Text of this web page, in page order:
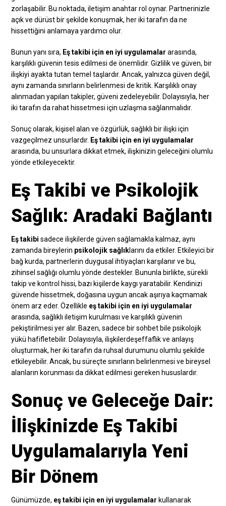
zorlaşabilir. Bu noktada, iletişim anahtar rol oynar. Partnerinizle
açık ve dürüst bir şekilde konuşmak, her iki tarafın da ne
hissettiğini anlamaya yardımcı olur.
Bunun yanı sıra, Eş takibi için en iyi uygulamalar arasında,
karşılıklı güvenin tesis edilmesi de önemlidir. Gizlilik ve güven, bir
ilişkiyi ayakta tutan temel taşlardır. Ancak, yalnızca güven değil,
aynı zamanda sınırların belirlenmesi de kritik. Karşılıklı onay
alınmadan yapılan takipler, güveni zedeleyebilir. Dolayısıyla, her
iki tarafın da rahat hissetmesi için uzlaşma sağlanmalıdır.
Sonuç olarak, kişisel alan ve özgürlük, sağlıklı bir ilişki için
vazgeçilmez unsurlardır. Eş takibi için en iyi uygulamalar
arasında, bu unsurlara dikkat etmek, ilişkinizin geleceğini olumlu
yönde etkileyecektir.
Eş Takibi ve Psikolojik
Sağlık: Aradaki Bağlantı
Eş takibi sadece ilişkilerde güven sağlamakla kalmaz, aynı
zamanda bireylerin psikolojik sağlıklarını da etkiler. Etkileyici bir
bağ kurda, partnerlerin duygusal ihtiyaçları karşılanır ve bu,
zihinsel sağlığı olumlu yönde destekler. Bununla birlikte, sürekli
takip ve kontrol hissi, bazı kişilerde kaygı yaratabilir. Kendinizi
güvende hissetmek, doğasına uygun ancak aşırıya kaçmamak
önem arz eder. Özellikle eş takibi için en iyi uygulamalar
arasında, sağlıklı iletişim kurulması ve karşılıklı güvenin
pekiştirilmesi yer alır. Bazen, sadece bir sohbet bile psikolojik
yükü hafifletebilir. Dolayısıyla, ilişkilerdeşeffaflık ve anlayış
oluşturmak, her iki tarafın da ruhsal durumunu olumlu şekilde
etkileyebilir. Ancak, bu süreçte sınırların belirlenmesi ve bireysel
alanların korunması da dikkat edilmesi gereken hususlardır.
Sonuç ve Geleceğe Dair:
İlişkinizde Eş Takibi
Uygulamalarıyla Yeni
Bir Dönem
Günümüzde, eş takibi için en iyi uygulamalar kullanarak